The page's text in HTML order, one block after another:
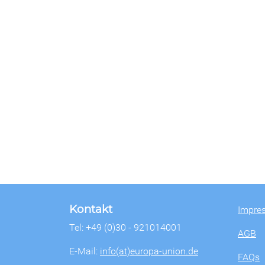
Kontakt
Tel: +49 (0)30 - 921014001
E-Mail: info(at)europa-union.de
AGB
FAQs